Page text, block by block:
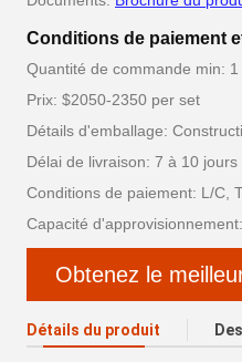
Conditions de paiement
Quantité de commande min: 1
Prix: $2050-2350 per set
Détails d'emballage:
Délai de livraison: 7 à 10 jours
Conditions de paiement: L/C,
Capacité
Obtenez le
Détails du produit